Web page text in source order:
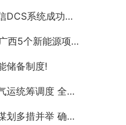
国内首台全国产可信DCS系统成功投运!
60.5万千瓦！国投广西5个新能源项目全部取得核准/备案!
储备制度!
山西：加强煤电油气运统筹调度 全力做好能源保障和保暖保供工作!
国家能源局：提前谋划多措并举 确保迎峰度冬煤电气稳定供应!